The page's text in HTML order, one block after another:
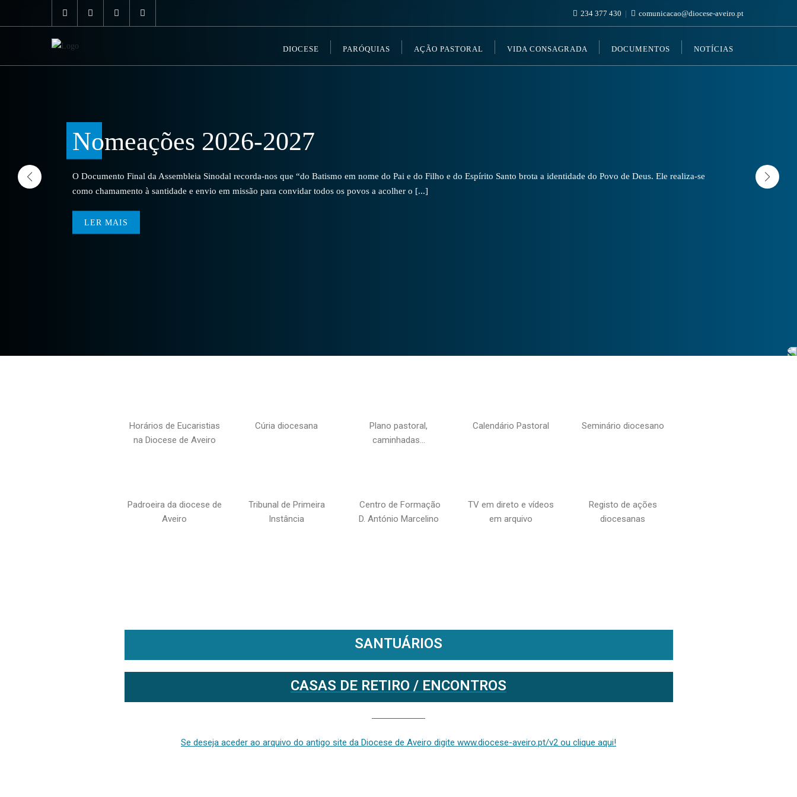
234 377 430 comunicacao@diocese-aveiro.pt
DIOCESE PARÓQUIAS AÇÃO PASTORAL VIDA CONSAGRADA DOCUMENTOS NOTÍCIAS
Nomeações 2026-2027
O Documento Final da Assembleia Sinodal recorda-nos que “do Batismo em nome do Pai e do Filho e do Espírito Santo brota a identidade do Povo de Deus. Ele realiza-se
como chamamento à santidade e envio em missão para convidar todos os povos a acolher o [...]
LER MAIS
Horários de Eucaristias
na Diocese de Aveiro
Cúria diocesana
Plano pastoral,
caminhadas…
Calendário Pastoral Seminário diocesano
Padroeira da diocese de
Aveiro
Tribunal de Primeira
Instância
Centro de Formação
D. António Marcelino
TV em direto e vídeos
em arquivo
Registo de ações
diocesanas
SANTUÁRIOS
CASAS DE RETIRO / ENCONTROS
Se deseja aceder ao arquivo do antigo site da Diocese de Aveiro digite www.diocese-aveiro.pt/v2 ou clique aqui!